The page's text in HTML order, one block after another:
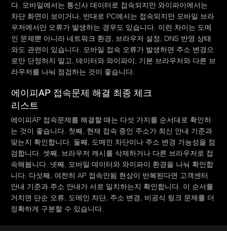
다. 모바일에서는 통신사 데이터로 접속되지만 와이파이에서는
차단 화면이 보이거나, 반대로 PC에서는 접속되지만 모바일 브라
우저에서만 오류가 발생하는 경우도 있습니다. 이런 차이는 도메
인 문제뿐 아니라 네트워크 환경, 브라우저 설정, DNS 반영 상태
와도 관련이 있습니다. 모바일 접속 오류가 발생하면 주소 변경으
로만 단정하지 말고, 데이터와 와이파이, 기본 브라우저와 다른 브
라우저를 나눠 점검하는 것이 좋습니다.
에이피AP 접속문제 해결 최종 체크
리스트
에이피AP 접속문제를 해결할 때는 다섯 가지를 순서대로 확인하
는 것이 좋습니다. 첫째, 현재 접속 중인 주소가 최신 안내 기준과
맞는지 확인합니다. 둘째, 도메인 차단이나 주소 변경 가능성을 점
검합니다. 셋째, 브라우저 캐시를 삭제하거나 다른 브라우저로 접
속해봅니다. 넷째, 모바일 데이터와 와이파이 환경을 나눠 확인합
니다. 다섯째, 여전히 AP 접속안됨 현상이 반복된다면 고객센터
안내 기준과 주소 안내가 서로 일치하는지 확인합니다. 이 순서를
거치면 단순 오류, 도메인 차단, 주소 변경, 비공식 링크 문제를 더
정확하게 구분할 수 있습니다.